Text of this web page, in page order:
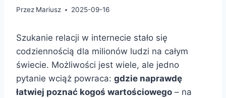
Przez Mariusz 2025-09-16
Szukanie relacji w internecie stało się
codziennością dla milionów ludzi na całym
świecie. Możliwości jest wiele, ale jedno
pytanie wciąż powraca: gdzie naprawdę
łatwiej poznać kogoś wartościowego – na